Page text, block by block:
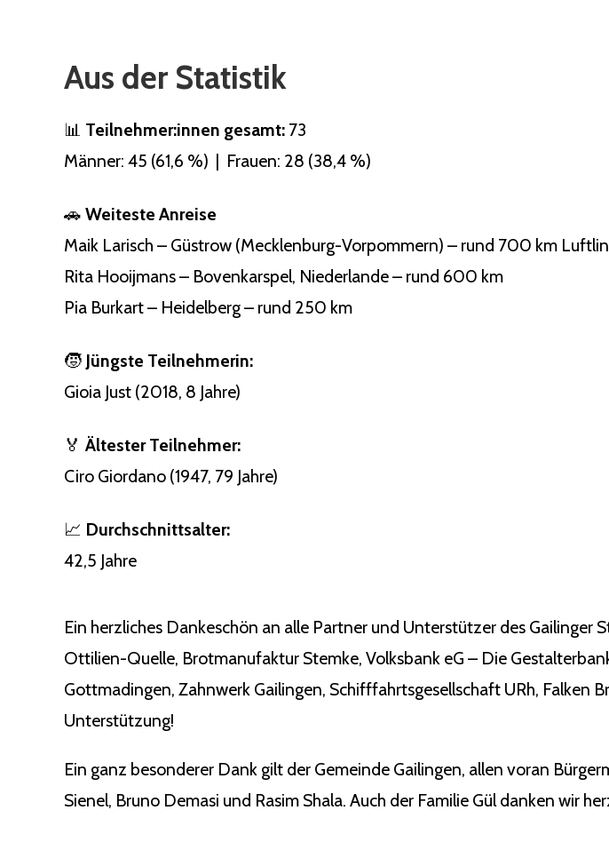
Aus der Statistik
📊 Teilnehmer:innen gesamt: 73
Männer: 45 (61,6 %) | Frauen: 28 (38,4 %)
🚗 Weiteste Anreise
Maik Larisch – Güstrow (Mecklenburg-Vorpommern) – rund 700 km
Rita Hooijmans – Bovenkarspel, Niederlande – rund 600 km
Pia Burkart – Heidelberg – rund 250 km
🧒 Jüngste Teilnehmerin:
Gioia Just (2018, 8 Jahre)
🏅 Ältester Teilnehmer:
Ciro Giordano (1947, 79 Jahre)
📈 Durchschnittsalter:
42,5 Jahre
Ein herzliches Dankeschön an alle Partner und Unterstützer des
Ottilien-Quelle, Brotmanufaktur Stemke, Volksbank eG – Die
Gottmadingen, Zahnwerk Gailingen, Schifffahrtsgesellschaft URh, Falken
Unterstützung!
Ein ganz besonderer Dank gilt der Gemeinde Gailingen, allen voran
Sienel, Bruno Demasi und Rasim Shala. Auch der Familie Gül danken wir